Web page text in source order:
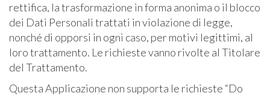
rettifica, la trasformazione in forma anonima o il blocco
dei Dati Personali trattati in violazione di legge,
nonché di opporsi in ogni caso, per motivi legittimi, al
loro trattamento. Le richieste vanno rivolte al Titolare
del Trattamento.
Questa Applicazione non supporta le richieste “Do